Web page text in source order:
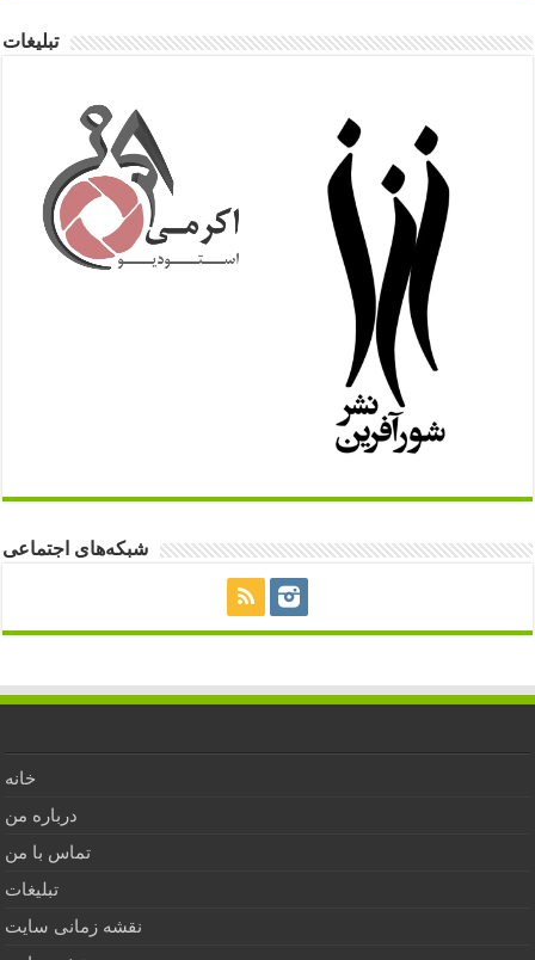
تبلیغات
شبکه‌های اجتماعی
خانه
درباره من
تماس با من
تبلیغات
نقشه زمانی سایت